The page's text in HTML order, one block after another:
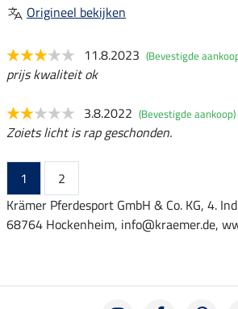
Origineel bekijken
11.8.2023 (Bevestigde
prijs kwaliteit ok
3.8.2022 (Bevestigde aankoop)
Zoiets licht is rap geschonden.
1
2
Krämer Pferdesport GmbH & Co. KG, 4.
68764 Hockenheim, info@kraemer.de,